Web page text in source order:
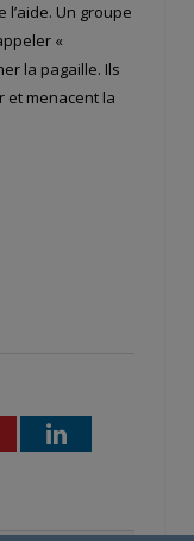
Un groupe
«
la pagaille. Ils
et menacent la
LinkedIn